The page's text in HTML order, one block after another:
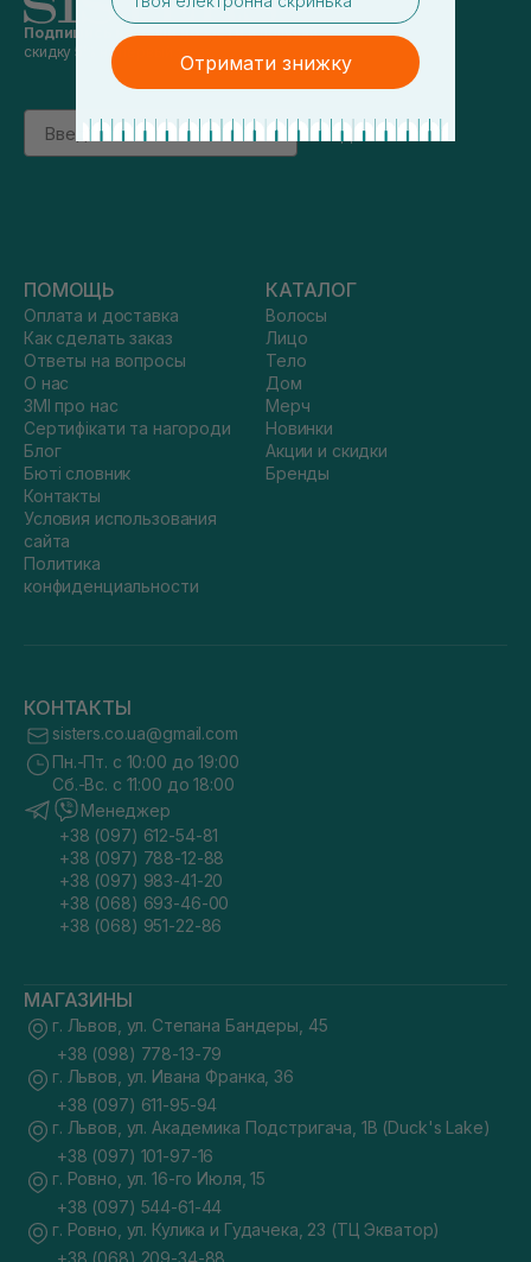
Подпишись на наши новостии получай
скидку 5% на первый заказ
Email
підписатись
ПОМОЩЬ
Оплата и доставка
Как сделать заказ
Ответы на вопросы
О нас
ЗМІ про нас
Сертифікати та нагороди
Блог
Бюті словник
Контакты
Условия использования
сайта
Политика
конфиденциальности
КАТАЛОГ
Волосы
Лицо
Тело
Дом
Мерч
Новинки
Акции и скидки
Бренды
КОНТАКТЫ
sisters.co.ua@gmail.com
Пн.-Пт. с 10:00 до 19:00
Сб.-Вс. с 11:00 до 18:00
Менеджер
+38 (097) 612-54-81
+38 (097) 788-12-88
+38 (097) 983-41-20
+38 (068) 693-46-00
+38 (068) 951-22-86
МАГАЗИНЫ
г. Львов, ул. Степана Бандеры, 45
+38 (098) 778-13-79
г. Львов, ул. Ивана Франка, 36
+38 (097) 611-95-94
г. Львов, ул. Академика Подстригача, 1В (Duck's Lake)
+38 (097) 101-97-16
г. Ровно, ул. 16-го Июля, 15
+38 (097) 544-61-44
г. Ровно, ул. Кулика и Гудачека, 23 (ТЦ Экватор)
+38 (068) 209-34-88
Отримати знижку